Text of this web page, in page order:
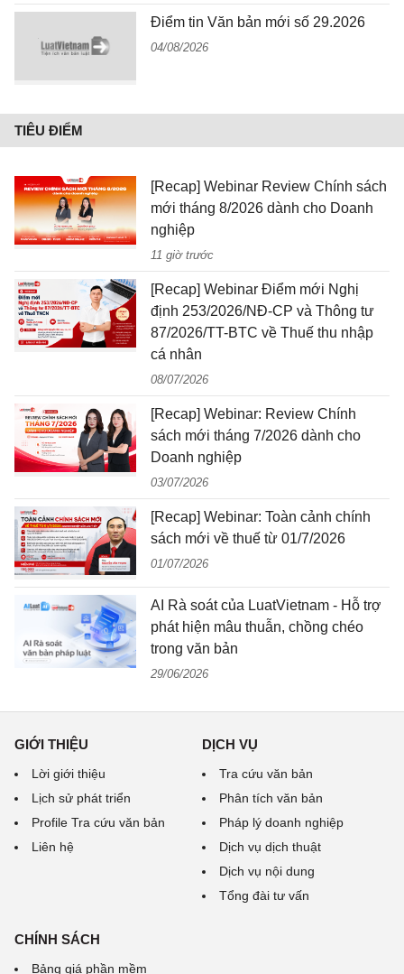
Điểm tin Văn bản mới số 29.2026
04/08/2026
TIÊU ĐIỂM
[Recap] Webinar Review Chính sách
mới tháng 8/2026 dành cho Doanh
nghiệp
11 giờ trước
[Recap] Webinar Điểm mới Nghị
định 253/2026/NĐ-CP và Thông tư
87/2026/TT-BTC về Thuế thu nhập
cá nhân
08/07/2026
[Recap] Webinar: Review Chính
sách mới tháng 7/2026 dành cho
Doanh nghiệp
03/07/2026
[Recap] Webinar: Toàn cảnh chính
sách mới về thuế từ 01/7/2026
01/07/2026
AI Rà soát của LuatVietnam - Hỗ trợ
phát hiện mâu thuẫn, chồng chéo
trong văn bản
29/06/2026
GIỚI THIỆU
Lời giới thiệu
Lịch sử phát triển
Profile Tra cứu văn bản
Liên hệ
DỊCH VỤ
Tra cứu văn bản
Phân tích văn bản
Pháp lý doanh nghiệp
Dịch vụ dịch thuật
Dịch vụ nội dung
Tổng đài tư vấn
CHÍNH SÁCH
Bảng giá phần mềm